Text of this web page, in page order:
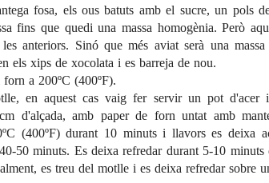
fosa, els ous batuts amb el sucre, un pols
fins que quedi una massa homogènia. Però
les anteriors. Sinó que més aviat serà una
els xips de xocolata i es barreja de nou.
a 200ºC (400ºF).
en aquest cas vaig fer servir un pot d'acer
d'alçada, amb paper de forn untat amb
(400ºF) durant 10 minuts i llavors es deixa
50 minuts. Es deixa refredar durant 5-10
es treu del motlle i es deixa refredar sobre